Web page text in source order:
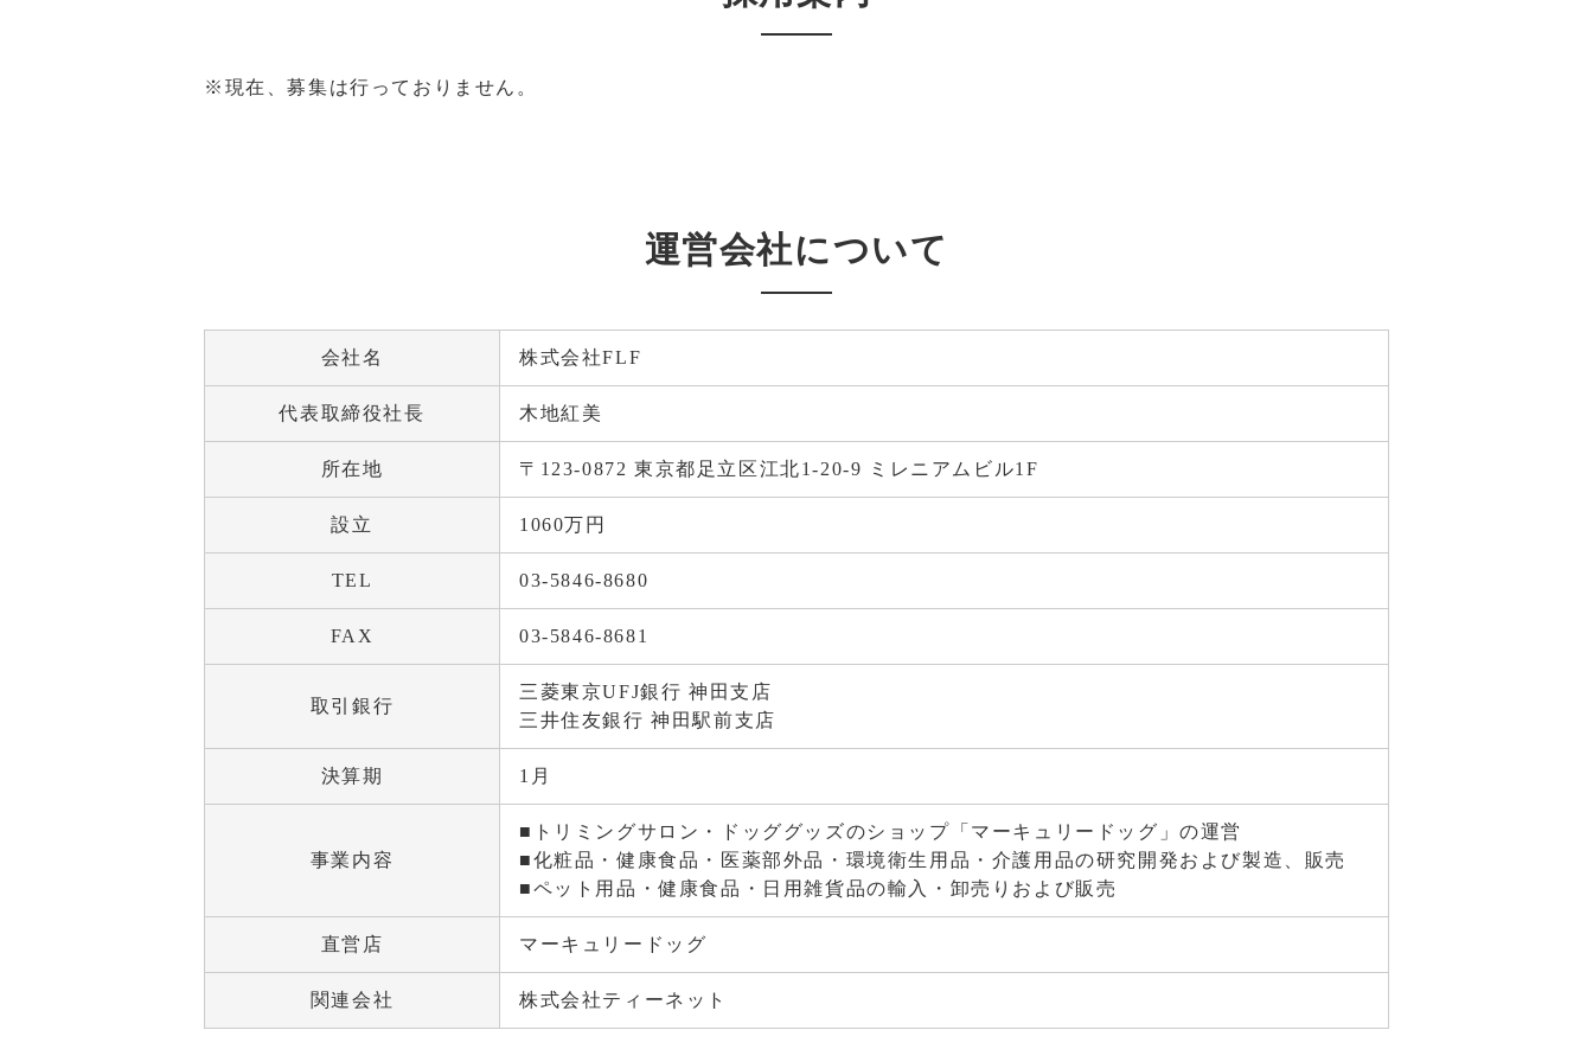
※現在、募集は行っておりません。
運営会社について
会社名 株式会社FLF
代表取締役社長 木地紅美
所在地 〒123-0872 東京都足立区江北1-20-9 ミレニアムビル1F
設立 1060万円
TEL 03-5846-8680
FAX 03-5846-8681
取引銀行
三菱東京UFJ銀行 神田支店
三井住友銀行 神田駅前支店
決算期 1月
事業内容
■トリミングサロン・ドッググッズのショップ「マーキュリードッグ」の運営
■化粧品・健康食品・医薬部外品・環境衛生用品・介護用品の研究開発および製造、販売
■ペット用品・健康食品・日用雑貨品の輸入・卸売りおよび販売
直営店 マーキュリードッグ
関連会社 株式会社ティーネット